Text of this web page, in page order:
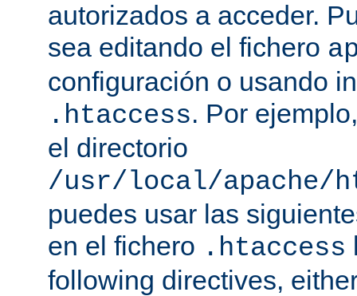
autorizados a acceder.
sea editando el fichero
configuración o usando
.htaccess. Por
el directorio
/usr/local/apache/
puedes usar las
en el fichero .htaccess
following directives,